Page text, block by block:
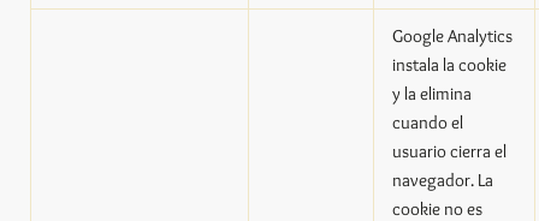
Google Analytics
instala la cookie
y la elimina
cuando el
usuario cierra el
navegador. La
cookie no es